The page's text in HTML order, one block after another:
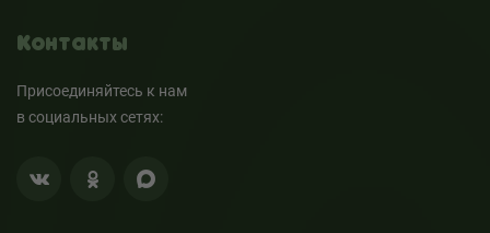
Контакты
Присоединяйтесь к нам
в социальных сетях: